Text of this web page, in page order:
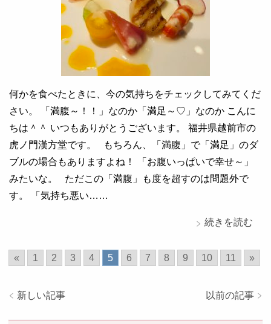
何かを食べたときに、今の気持ちをチェックしてみてくだ
さい。 「満腹～！！」なのか「満足～♡」なのか こんに
ちは＾＾ いつもありがとうございます。 福井県越前市の
虎ノ門漢方堂です。 もちろん、「満腹」で「満足」のダ
ブルの場合もありますよね！ 「お腹いっぱいで幸せ～」
みたいな。 ただこの「満腹」も度を超すのは問題外で
す。 「気持ち悪い……
続きを読む
« 1 2 3 4 5 6 7 8 9 10 11 »
以前の記事
新しい記事